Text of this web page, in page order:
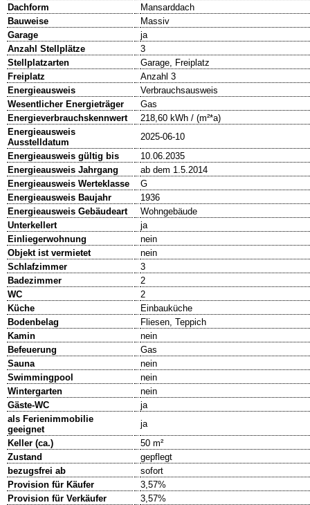
Dachform
Mansarddach
Bauweise
Massiv
Garage
ja
Anzahl Stellplätze
3
Stellplatzarten
Garage, Freiplatz
Freiplatz
Anzahl 3
Energieausweis
Verbrauchsausweis
Wesentlicher Energieträger
Gas
Energieverbrauchskennwert
218,60 kWh / (m²*a)
Energieausweis
Ausstelldatum
2025-06-10
Energieausweis gültig bis
10.06.2035
Energieausweis Jahrgang
ab dem 1.5.2014
Energieausweis Werteklasse
G
Energieausweis Baujahr
1936
Energieausweis Gebäudeart
Wohngebäude
Unterkellert
ja
Einliegerwohnung
nein
Objekt ist vermietet
nein
Schlafzimmer
3
Badezimmer
2
WC
2
Küche
Einbauküche
Bodenbelag
Fliesen, Teppich
Kamin
nein
Befeuerung
Gas
Sauna
nein
Swimmingpool
nein
Wintergarten
nein
Gäste-WC
ja
als Ferienimmobilie
geeignet
ja
Keller (ca.)
50 m²
Zustand
gepflegt
bezugsfrei ab
sofort
Provision für Käufer
3,57%
Provision für Verkäufer
3,57%